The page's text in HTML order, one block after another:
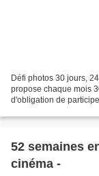
Défi photos 30 jours,
propose chaque mois
d'obligation de
52 semaines
cinéma -